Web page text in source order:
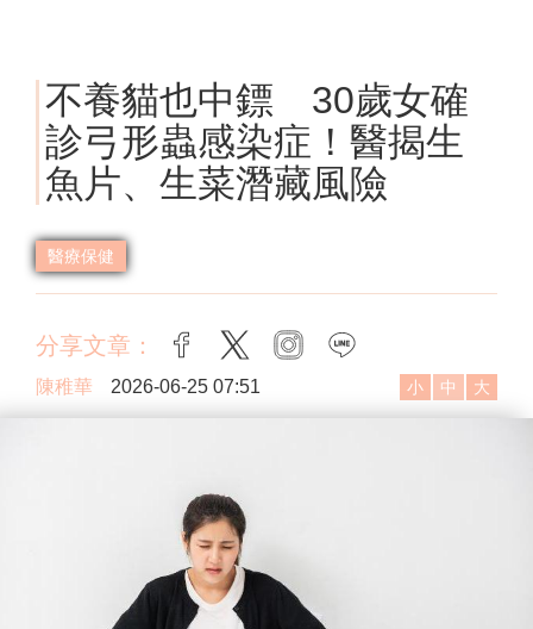
不養貓也中鏢 30歲女確
診弓形蟲感染症！醫揭生
魚片、生菜潛藏風險
醫療保健
分享文章： facebook
twitter instagram
陳稚華 2026-06-25 07:51 小 中 大